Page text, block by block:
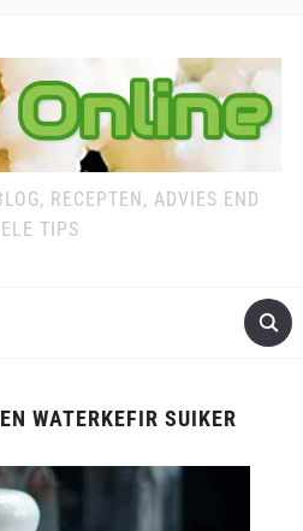
RECEPTEN, ADVIES END
TIPS
WATERKEFIR SUIKER